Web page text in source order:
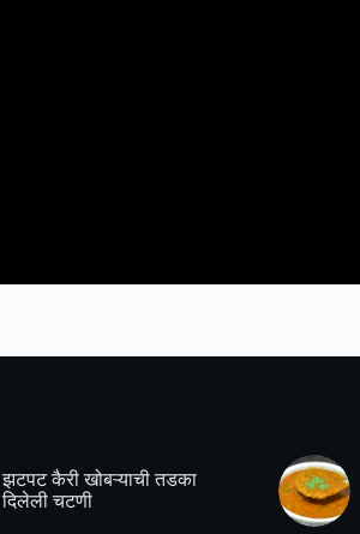
झटपट कैरी खोबऱ्याची तडका
दिलेली चटणी